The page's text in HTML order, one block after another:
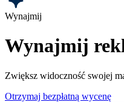
Wynajmij
Wynajmij
Zwiększ widoczność swojej
Otrzymaj bezpłatną wycenę